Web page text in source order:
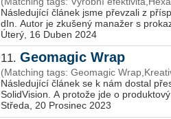
Ná­sle­du­jí­cí člá­nek jsme pře­vza­li z
dIn. Autor je zku­še­ný ma­na­žer s
Úterý, 16 Duben 2024
11. Geomagic Wrap
(Matching tags: Geomagic
Ná­sle­du­jí­cí člá­nek se k nám do­stal
So­li­dVi­si­on. A pro­to­že jde o
Středa, 20 Prosinec 2023